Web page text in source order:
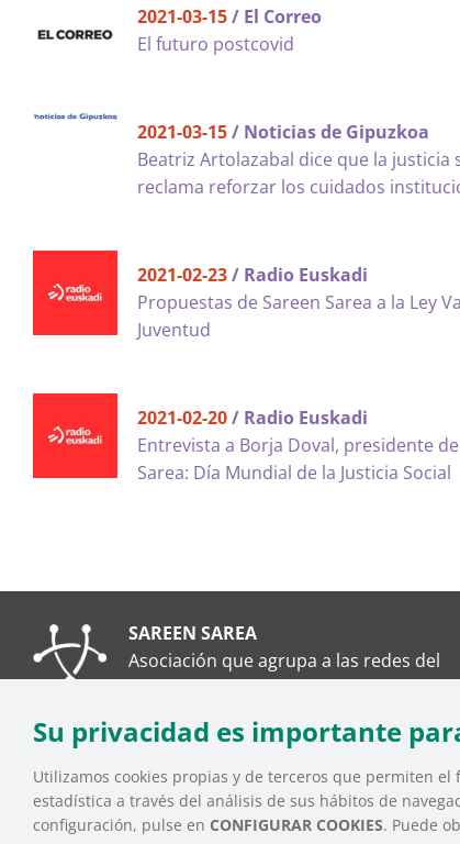
2021-03-15/ El Correo
El futuro postcovid
2021-03-15/ Noticias de Gipuzkoa
Beatriz Artolazabal dice que la justicia
reclama reforzar los cuidados
2021-02-23/ Radio Euskadi
Propuestas de Sareen Sarea a la Ley
Juventud
2021-02-20/ Radio Euskadi
Entrevista a Borja Doval, presidente
Sarea: Día Mundial de la Justicia Social
SAREEN SAREA
Asociación que agrupa a las redes del
SAREEN SAREA Euskadiko Hirugarren Sektore
Su privacidad es importante
Utilizamos cookies propias y de terceros que permiten
estadística a través del análisis de sus hábitos de
configuración, pulse en CONFIGURAR COOKIES. Puede